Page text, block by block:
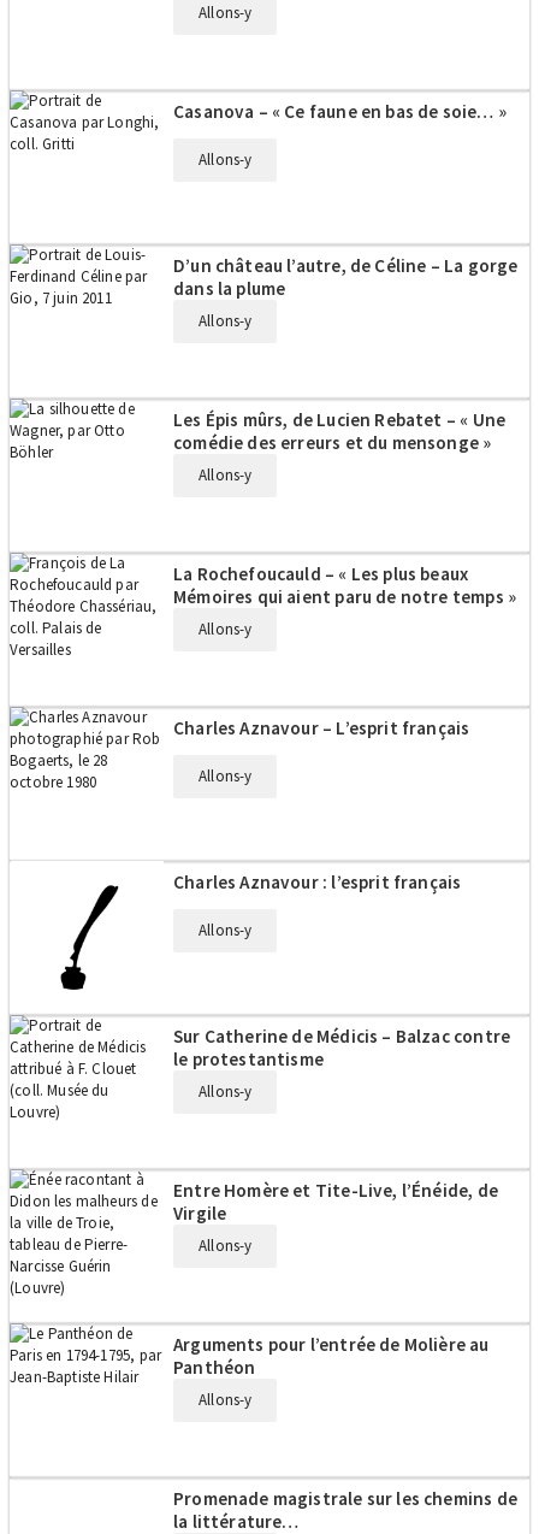
Allons-y
Casanova – « Ce faune en bas de soie… »
Allons-y
D’un château l’autre, de Céline – La gorge
dans la plume
Allons-y
Les Épis mûrs, de Lucien Rebatet – « Une
comédie des erreurs et du mensonge »
Allons-y
La Rochefoucauld – « Les plus beaux
Mémoires qui aient paru de notre temps »
Allons-y
Charles Aznavour – L’esprit français
Allons-y
Charles Aznavour : l’esprit français
Allons-y
Sur Catherine de Médicis – Balzac contre
le protestantisme
Allons-y
Entre Homère et Tite-Live, l’Énéide, de
Virgile
Allons-y
Arguments pour l’entrée de Molière au
Panthéon
Allons-y
Promenade magistrale sur les chemins de
la littérature…